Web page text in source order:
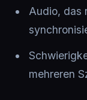
Audio, das
mehreren